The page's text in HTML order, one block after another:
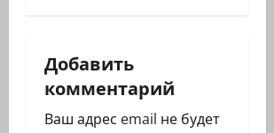
з
а
Добавить
комментарий
Ваш адрес email не будет